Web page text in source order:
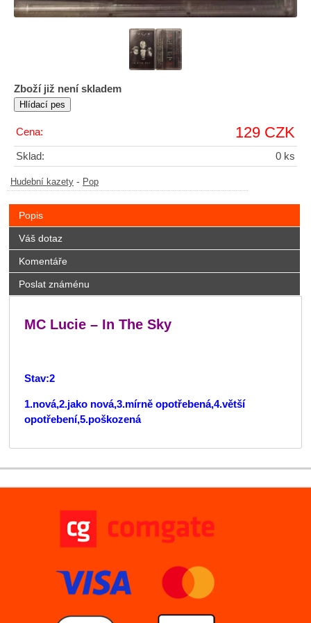
Zboží již není skladem
Cena: 129 CZK
Sklad: 0 ks
Hudební kazety - Pop
Popis
Váš dotaz
Komentáře
Poslat známénu
MC Lucie – In The Sky
Stav:2
1.nová,2.jako nová,3.mírně opotřebená,4.větší
opotřebení,5.poškozená